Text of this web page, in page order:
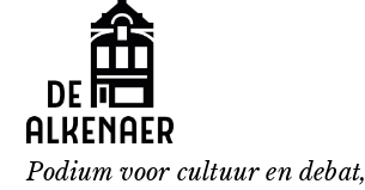
content
Podium voor cultuur en debat,